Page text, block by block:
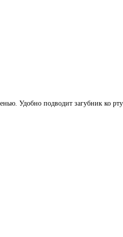
Удобно подводит загубник ко